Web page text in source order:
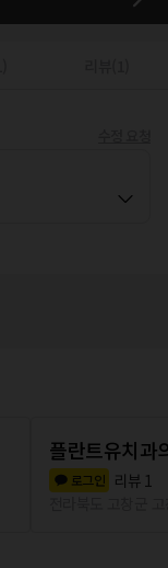
플란트유치과
로그인 리뷰 1